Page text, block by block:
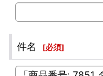
件名 [必須]